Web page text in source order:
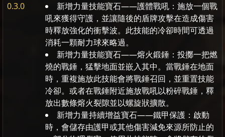
0.3.0
新增力量技能寶石——護體戰吼：施放一個戰
吼來獲得守護，並讓隨後的盾牌攻擊在造成傷害
時釋放強化的衝擊波。此技能的冷卻時間可透過
消耗一顆耐力球來略過。
新增力量技能寶石——熔火鍛錘：投擲一把燃
燒的戰錘，猛擊地面並嵌入其中。當戰錘在地面
時，重複施放此技能會將戰錘召回，並重置技能
冷卻。或者在戰錘附近施放戰吼以粉碎戰錘，釋
放出數條熔火裂隙並以螺旋狀擴散。
新增力量持續增益寶石——鐵甲保護：啟動
時，會儲存由護甲或其他傷害減免來源所防止的